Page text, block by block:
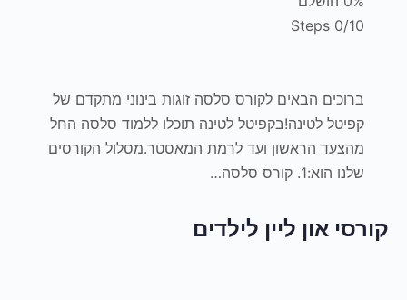
0/10 Steps
ברוכים הבאים לקורס סלסה זוגות בינוני מתקדם של
קפיטל לטינה!בקפיטל לטינה תוכלו ללמוד סלסה החל
מהצעד הראשון ועד לרמת המאסטר.מסלול הקורסים
שלנו הוא:1. קורס סלסה…
קורסי און ליין לילדים